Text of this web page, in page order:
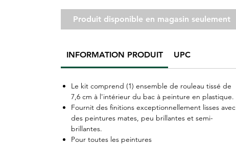
Produit disponible en magasin seulement
INFORMATION PRODUIT UPC
Le kit comprend (1) ensemble de rouleau tissé de
7,6 cm à l'intérieur du bac à peinture en plastique.
Fournit des finitions exceptionnellement lisses avec
des peintures mates, peu brillantes et semi-
brillantes.
Pour toutes les peintures